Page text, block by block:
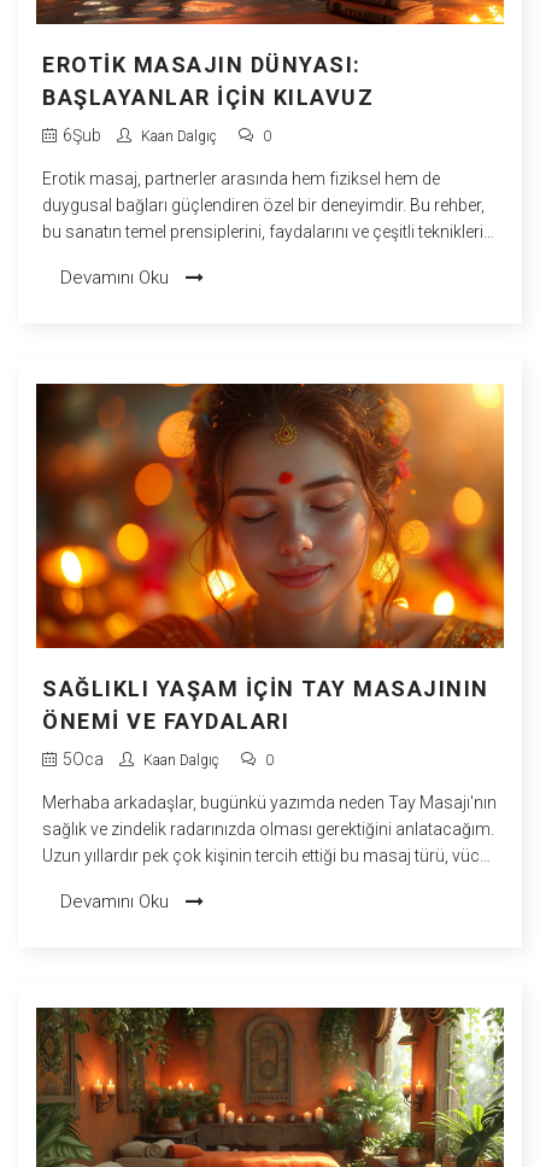
EROTIK MASAJIN DÜNYASI:
BAŞLAYANLAR İÇIN KILAVUZ
6Şub Kaan Dalgıç 0
Erotik masaj, partnerler arasında hem fiziksel hem de
duygusal bağları güçlendiren özel bir deneyimdir. Bu rehber,
bu sanatın temel prensiplerini, faydalarını ve çeşitli tekniklerini
aralamayı amaçlar. Okuyucuya, denemek istediklerinde
Devamını Oku
SAĞLIKLI YAŞAM İÇIN TAY MASAJININ
ÖNEMI VE FAYDALARI
5Oca Kaan Dalgıç 0
Merhaba arkadaşlar, bugünkü yazımda neden Tay Masajı'nın
sağlık ve zindelik radarınızda olması gerektiğini anlatacağım.
Uzun yıllardır pek çok kişinin tercih ettiği bu masaj türü, vücut
yükseltiyor. Ben şahsen deneyimlediğimde kendimi çok daha
denemelisiniz. Psikolojik ve fiziksel faydalarını kendi
deneyimlerimden yola çıkarak detaylı bir şekilde
açıklayacağım.
Devamını Oku